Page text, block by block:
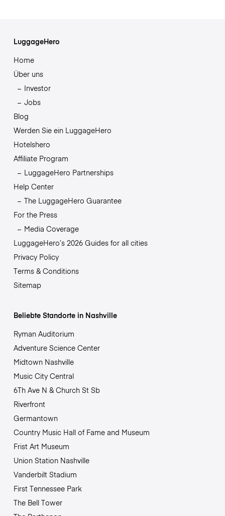
LuggageHero
Home
Über uns
Investor
Jobs
Blog
Werden Sie ein LuggageHero
Hotelshero
Affiliate Program
LuggageHero Partnerships
Help Center
The LuggageHero Guarantee
For the Press
Media Coverage
LuggageHero’s 2026 Guides for all cities
Privacy Policy
Terms & Conditions
Sitemap
Beliebte Standorte in Nashville
Ryman Auditorium
Adventure Science Center
Midtown Nashville
Music City Central
6Th Ave N & Church St Sb
Riverfront
Germantown
Country Music Hall of Fame and Museum
Frist Art Museum
Union Station Nashville
Vanderbilt Stadium
First Tennessee Park
The Bell Tower